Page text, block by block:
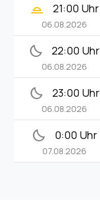
wb_twilight_2 21:00 Uhr
06.08.2026
bedtime 22:00 Uhr
06.08.2026
bedtime 23:00 Uhr
06.08.2026
bedtime 0:00 Uhr
07.08.2026